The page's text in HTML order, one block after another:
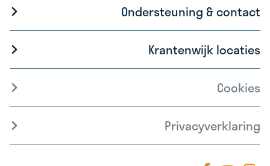
Ondersteuning & contact
Krantenwijk locaties
Cookies
Privacyverklaring